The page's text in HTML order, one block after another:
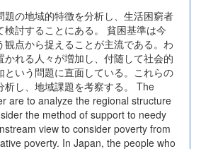
題の地域的特徴を分析し、生活困窮者
検討することにある。 貧困基準は今
観点から捉えることが主流である。わ
かれる人々が増加し、付随して社会的
という問題に直面している。これらの
析し、地域課題を考察する。 The
are to analyze the regional structure
the method of support to needy
view to consider poverty from
poverty. In Japan, the people who